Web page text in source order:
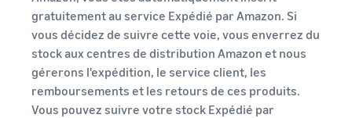
gratuitement au service Expédié par Amazon. Si
vous décidez de suivre cette voie, vous enverrez du
stock aux centres de distribution Amazon et nous
gérerons l'expédition, le service client, les
remboursements et les retours de ces produits.
Vous pouvez suivre votre stock Expédié par